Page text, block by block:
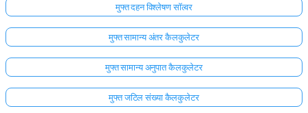
मुफ्त दहन विश्लेषण सॉल्वर
मुफ्त सामान्य अंतर कैलकुलेटर
मुफ्त सामान्य अनुपात कैलकुलेटर
मुफ्त जटिल संख्या कैलकुलेटर